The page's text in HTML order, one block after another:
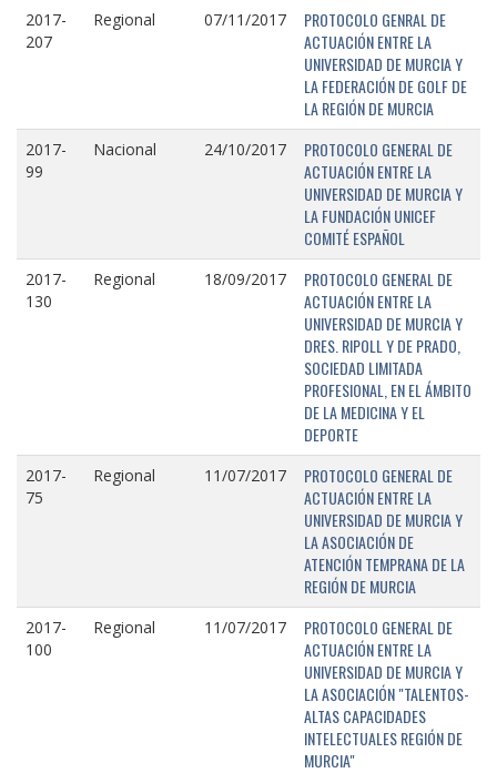
2017-
207
Regional 07/11/2017
PROTOCOLO GENRAL DE
ACTUACIÓN ENTRE LA
UNIVERSIDAD DE MURCIA Y
LA FEDERACIÓN DE GOLF DE
LA REGIÓN DE MURCIA
2017-
99
Nacional 24/10/2017
PROTOCOLO GENERAL DE
ACTUACIÓN ENTRE LA
UNIVERSIDAD DE MURCIA Y
LA FUNDACIÓN UNICEF
COMITÉ ESPAÑOL
2017-
130
Regional 18/09/2017
PROTOCOLO GENERAL DE
ACTUACIÓN ENTRE LA
UNIVERSIDAD DE MURCIA Y
DRES. RIPOLL Y DE PRADO,
SOCIEDAD LIMITADA
PROFESIONAL, EN EL ÁMBITO
DE LA MEDICINA Y EL
DEPORTE
2017-
75
Regional 11/07/2017
PROTOCOLO GENERAL DE
ACTUACIÓN ENTRE LA
UNIVERSIDAD DE MURCIA Y
LA ASOCIACIÓN DE
ATENCIÓN TEMPRANA DE LA
REGIÓN DE MURCIA
2017-
100
Regional 11/07/2017
PROTOCOLO GENERAL DE
ACTUACIÓN ENTRE LA
UNIVERSIDAD DE MURCIA Y
LA ASOCIACIÓN "TALENTOS-
ALTAS CAPACIDADES
INTELECTUALES REGIÓN DE
MURCIA"